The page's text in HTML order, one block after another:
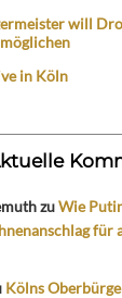
will
in Köln
zuWie
für
Kölns